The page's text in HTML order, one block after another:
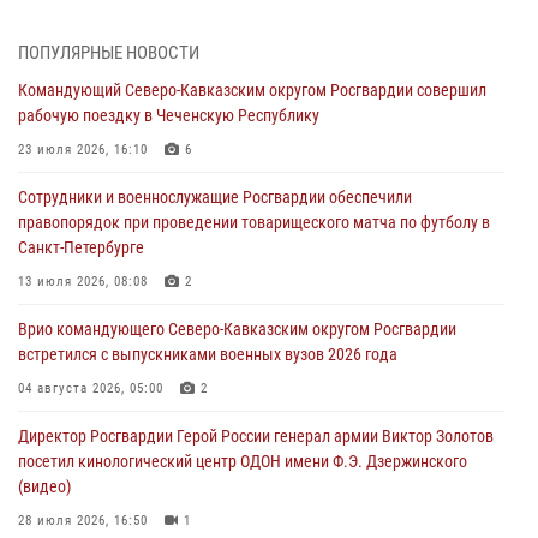
Кузбассе
08 августа 2026, 07:00
настольному теннису ко Дню физкультурника
08 августа 2026, 07:00
ОМОН «Ойрат» Управления Росгвардии по Республике Калмыкия
08 августа 2026, 07:00
В Москве росгвардейцы оказали помощь медикам и девушке с
08 августа 2026, 06:32 1
ПОПУЛЯРНЫЕ НОВОСТИ
Командующий Северо-Кавказским округом Росгвардии совершил
рабочую поездку в Чеченскую Республику
23 июля 2026, 16:10 6
Сотрудники и военнослужащие Росгвардии обеспечили
правопорядок при проведении товарищеского матча по футболу в
Санкт-Петербурге
13 июля 2026, 08:08 2
Врио командующего Северо-Кавказским округом Росгвардии
встретился с выпускниками военных вузов 2026 года
04 августа 2026, 05:00 2
Директор Росгвардии Герой России генерал армии Виктор Золотов
посетил кинологический центр ОДОН имени Ф.Э. Дзержинского
(видео)
28 июля 2026, 16:50 1